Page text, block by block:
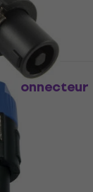
Connecteur